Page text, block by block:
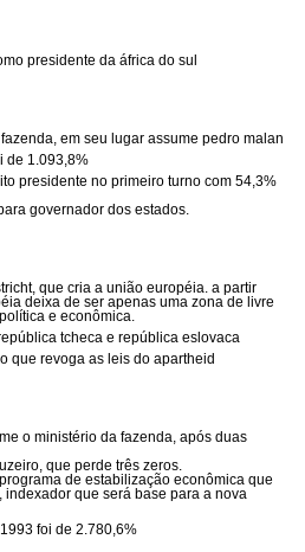
presidente da áfrica do sul
em seu lugar assume pedro malan
de 1.093,8%
presidente no primeiro turno com 54,3%
governador dos estados.
que cria a união européia. a partir
deixa de ser apenas uma zona de livre
e econômica.
tcheca e república eslovaca
que revoga as leis do apartheid
o ministério da fazenda, após duas
que perde três zeros.
de estabilização econômica que
que será base para a nova
foi de 2.780,6%